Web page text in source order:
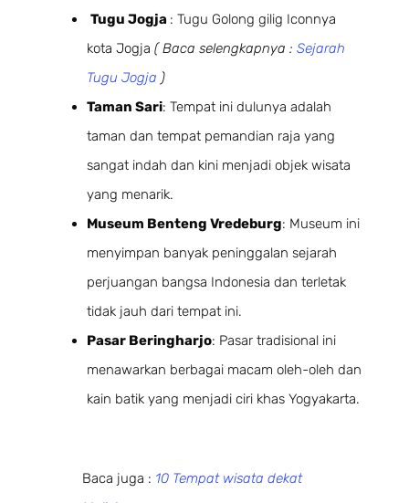
Tugu Jogja : Tugu Golong gilig Iconnya
kota Jogja ( Baca selengkapnya : Sejarah
Tugu Jogja )
Taman Sari: Tempat ini dulunya adalah
taman dan tempat pemandian raja yang
sangat indah dan kini menjadi objek wisata
yang menarik.
Museum Benteng Vredeburg: Museum ini
menyimpan banyak peninggalan sejarah
perjuangan bangsa Indonesia dan terletak
tidak jauh dari tempat ini.
Pasar Beringharjo: Pasar tradisional ini
menawarkan berbagai macam oleh-oleh dan
kain batik yang menjadi ciri khas Yogyakarta.
Baca juga : 10 Tempat wisata dekat